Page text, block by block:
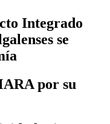
Integrado
se
por su